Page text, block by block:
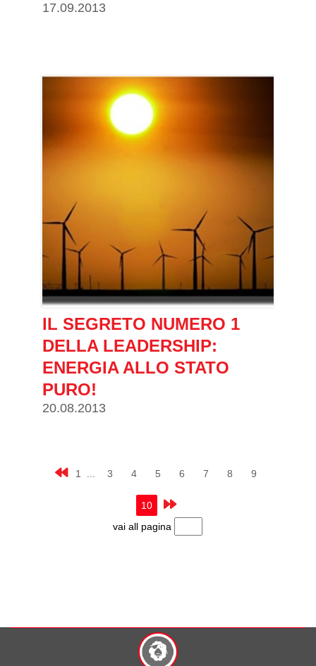
17.09.2013
IL SEGRETO NUMERO 1
DELLA LEADERSHIP:
ENERGIA ALLO STATO
PURO!
20.08.2013
1 ... 3 4 5 6 7 8 9
10
vai all pagina